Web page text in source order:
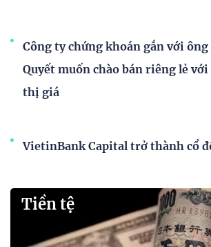
Công ty chứng khoán gắn với
Quyết muốn chào bán riêng lẻ với
thị giá
VietinBank Capital trở thành cổ
Tiền tệ